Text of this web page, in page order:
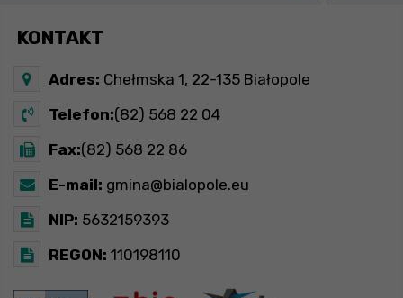
KONTAKT
Adres: Chełmska 1, 22-135 Białopole
Telefon:(82) 568 22 04
Fax:(82) 568 22 86
E-mail: gmina@bialopole.eu
NIP: 5632159393
REGON: 110198110